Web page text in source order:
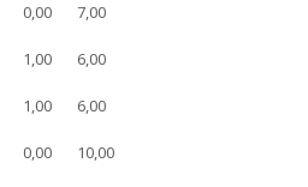
0,00 7,00
1,00 6,00
1,00 6,00
0,00 10,00